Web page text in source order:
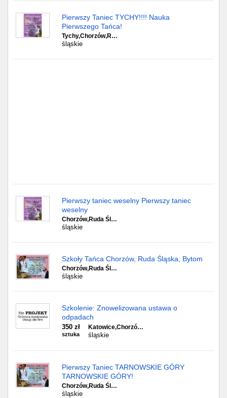
Pierwszy Taniec TYCHY!!!! Nauka
Pierwszego Tańca!
Tychy,Chorzów,R…
śląskie
Pierwszy taniec weselny Pierwszy taniec
weselny
Chorzów,Ruda Śl…
śląskie
Szkoły Tańca Chorzów, Ruda Śląska, Bytom
Chorzów,Ruda Śl…
śląskie
Szkolenie: Znowelizowana ustawa o
odpadach
350 zł
sztuka
Katowice,Chorzó…
śląskie
Pierwszy Taniec TARNOWSKIE GÓRY
TARNOWSKIE GÓRY!
Chorzów,Ruda Śl…
śląskie
Toruń
Olsztyn